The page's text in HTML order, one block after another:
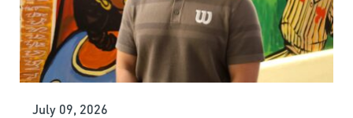
July 09, 2026